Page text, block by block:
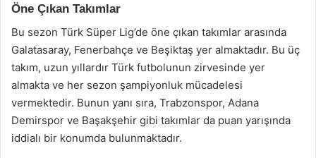
Öne Çıkan Takımlar
Bu sezon Türk Süper Lig’de öne çıkan takımlar arasında
Galatasaray, Fenerbahçe ve Beşiktaş yer almaktadır. Bu üç
takım, uzun yıllardır Türk futbolunun zirvesinde yer
almakta ve her sezon şampiyonluk mücadelesi
vermektedir. Bunun yanı sıra, Trabzonspor, Adana
Demirspor ve Başakşehir gibi takımlar da puan yarışında
iddialı bir konumda bulunmaktadır.